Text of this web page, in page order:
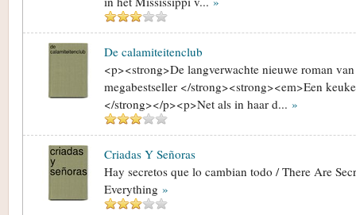
De calamiteitenclub
<p><strong>De langverwachte nieuwe roman
megabestseller </strong><strong><em>Een
</strong></p><p>Net als in haar d... »
Criadas Y Señoras
Hay secretos que lo cambian todo / There Are
Everything »